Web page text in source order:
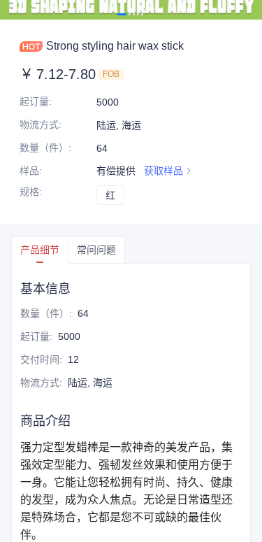
Strong styling hair wax stick
￥ 7.12-7.80 FOB
起订量:
5000
物流方式:
陆运, 海运
数量（件） :
64
样品: 有偿提供
获取样品
规格: 红
产品细节 常问问题
基本信息
数量（件） : 64
起订量: 5000
交付时间: 12
物流方式: 陆运, 海运
商品介绍
强力定型发蜡棒是一款神奇的美发产品，集
强效定型能力、强韧发丝效果和使用方便于
一身。它能让您轻松拥有时尚、持久、健康
的发型，成为众人焦点。无论是日常造型还
是特殊场合，它都是您不可或缺的最佳伙
伴。